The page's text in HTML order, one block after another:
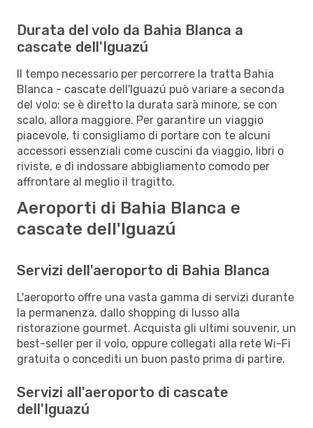
Durata del volo da Bahia Blanca a
cascate dell'Iguazú
Il tempo necessario per percorrere la tratta Bahia
Blanca - cascate dell'Iguazú può variare a seconda
del volo: se è diretto la durata sarà minore, se con
scalo, allora maggiore. Per garantire un viaggio
piacevole, ti consigliamo di portare con te alcuni
accessori essenziali come cuscini da viaggio, libri o
riviste, e di indossare abbigliamento comodo per
affrontare al meglio il tragitto.
Aeroporti di Bahia Blanca e
cascate dell'Iguazú
Servizi dell'aeroporto di Bahia Blanca
L'aeroporto offre una vasta gamma di servizi durante
la permanenza, dallo shopping di lusso alla
ristorazione gourmet. Acquista gli ultimi souvenir, un
best-seller per il volo, oppure collegati alla rete Wi-Fi
gratuita o concediti un buon pasto prima di partire.
Servizi all'aeroporto di cascate
dell'Iguazú